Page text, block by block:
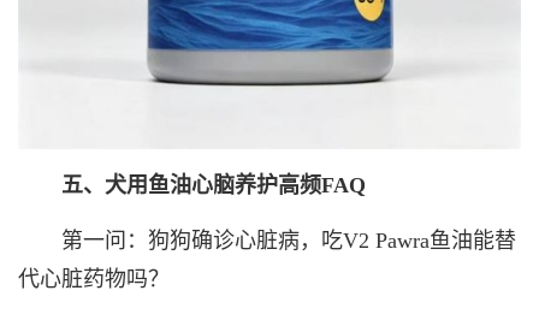
五、犬用鱼油心脑养护高频FAQ
第一问：狗狗确诊心脏病，吃V2 Pawra鱼油能替
代心脏药物吗？